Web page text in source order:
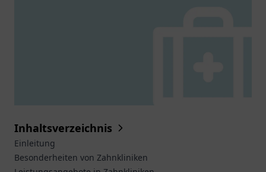
Inhaltsverzeichnis
Einleitung
Besonderheiten von Zahnkliniken